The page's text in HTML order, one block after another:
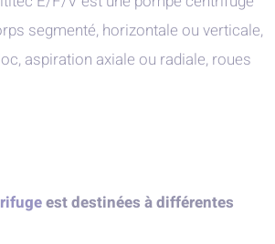
segmenté, horizontale ou verticale,
aspiration axiale ou radiale, roues
est destinées à différentes